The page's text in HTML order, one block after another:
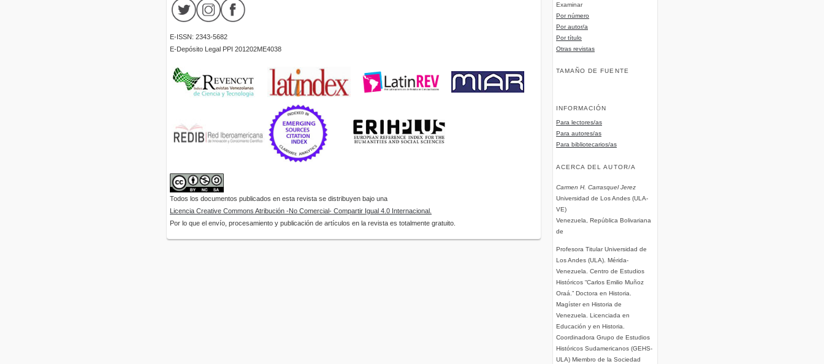
Examinar
Por número
Por autor/a
Por título
Otras revistas
TAMAÑO DE FUENTE
INFORMACIÓN
Para lectores/as
Para autores/as
Para bibliotecarios/as
ACERCA DEL AUTOR/A
Carmen H. Carrasquel Jerez
Universidad de Los Andes (ULA-
VE)
Venezuela, República Bolivariana
de
Profesora Titular Universidad de
Los Andes (ULA). Mérida-
Venezuela. Centro de Estudios
Históricos “Carlos Emilio Muñoz
Oraá.” Doctora en Historia.
Magíster en Historia de
Venezuela. Licenciada en
Educación y en Historia.
Coordinadora Grupo de Estudios
Históricos Sudamericanos (GEHS-
ULA) Miembro de la Sociedad
E-ISSN: 2343-5682
E-Depósito Legal PPI 201202ME4038
Todos los documentos publicados en esta revista se distribuyen bajo una
Licencia Creative Commons Atribución -No Comercial- Compartir Igual 4.0 Internacional.
Por lo que el envío, procesamiento y publicación de artículos en la revista es totalmente gratuito.